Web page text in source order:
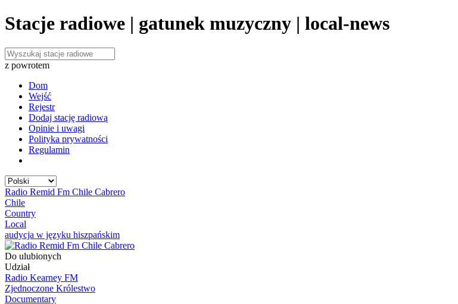
Stacje radiowe | gatunek muzyczny | local-news
z powrotem
Dom
Wejść
Rejestr
Dodaj stację radiową
Opinie i uwagi
Polityka prywatności
Regulamin
Radio Remid Fm Chile Cabrero
Chile
Country
Local
audycja w języku hiszpańskim
Do ulubionych
Udział
Radio Kearney FM
Zjednoczone Królestwo
Documentary